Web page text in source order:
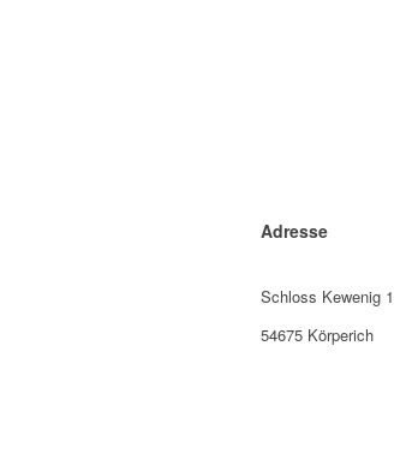
Adresse
Schloss Kewenig 1
54675 Körperich